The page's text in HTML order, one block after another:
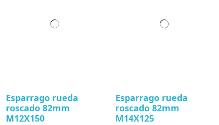
Esparrago rueda
roscado 82mm
M12X150
Esparrago rueda
roscado 82mm
M14X125